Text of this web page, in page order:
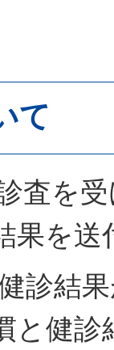
て
査を
果を送
診結
と健診